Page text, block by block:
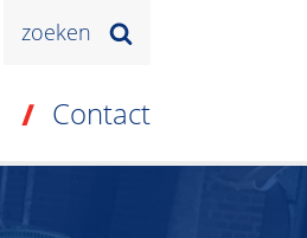
zoeken
Contact